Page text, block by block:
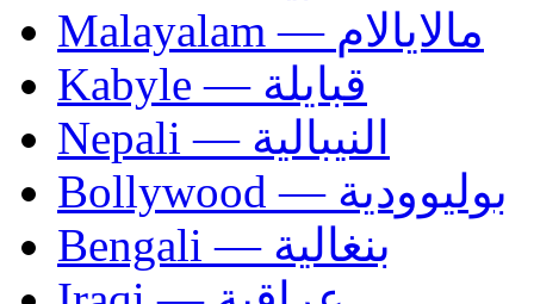
Malayalam — مالايالام
Kabyle — قبايلة
Nepali — النيبالية
Bollywood — بوليوودية
Bengali — بنغالية